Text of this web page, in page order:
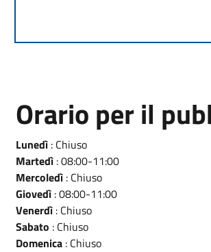
Orario per il
Lunedì: Chiuso
Martedì: 08:00-11:00
Mercoledì: Chiuso
Giovedì: 08:00-11:00
Venerdì: Chiuso
Sabato : Chiuso
Domenica: Chiuso